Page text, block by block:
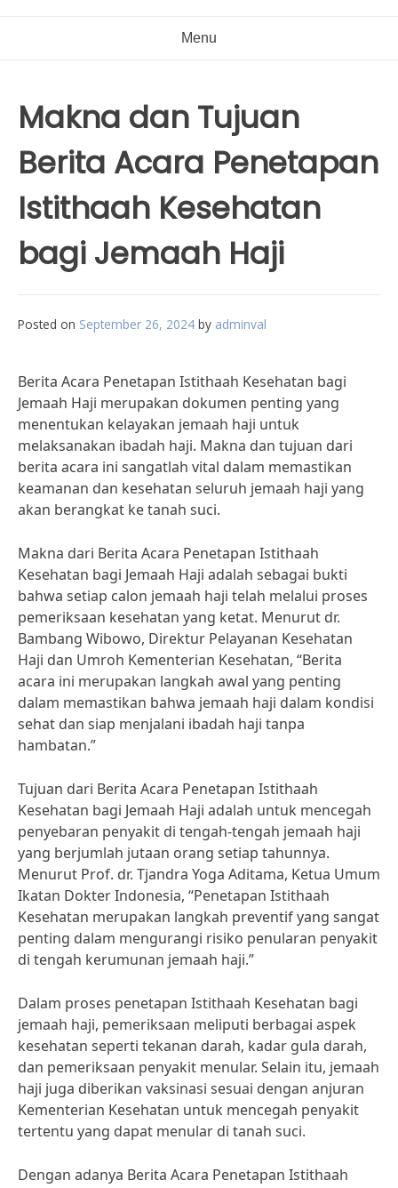
Menu
Makna dan Tujuan
Berita Acara Penetapan
Istithaah Kesehatan
bagi Jemaah Haji
Posted on September 26, 2024 by adminval
Berita Acara Penetapan Istithaah Kesehatan bagi
Jemaah Haji merupakan dokumen penting yang
menentukan kelayakan jemaah haji untuk
melaksanakan ibadah haji. Makna dan tujuan dari
berita acara ini sangatlah vital dalam memastikan
keamanan dan kesehatan seluruh jemaah haji yang
akan berangkat ke tanah suci.
Makna dari Berita Acara Penetapan Istithaah
Kesehatan bagi Jemaah Haji adalah sebagai bukti
bahwa setiap calon jemaah haji telah melalui proses
pemeriksaan kesehatan yang ketat. Menurut dr.
Bambang Wibowo, Direktur Pelayanan Kesehatan
Haji dan Umroh Kementerian Kesehatan, “Berita
acara ini merupakan langkah awal yang penting
dalam memastikan bahwa jemaah haji dalam kondisi
sehat dan siap menjalani ibadah haji tanpa
hambatan.”
Tujuan dari Berita Acara Penetapan Istithaah
Kesehatan bagi Jemaah Haji adalah untuk mencegah
penyebaran penyakit di tengah-tengah jemaah haji
yang berjumlah jutaan orang setiap tahunnya.
Menurut Prof. dr. Tjandra Yoga Aditama, Ketua Umum
Ikatan Dokter Indonesia, “Penetapan Istithaah
Kesehatan merupakan langkah preventif yang sangat
penting dalam mengurangi risiko penularan penyakit
di tengah kerumunan jemaah haji.”
Dalam proses penetapan Istithaah Kesehatan bagi
jemaah haji, pemeriksaan meliputi berbagai aspek
kesehatan seperti tekanan darah, kadar gula darah,
dan pemeriksaan penyakit menular. Selain itu, jemaah
haji juga diberikan vaksinasi sesuai dengan anjuran
Kementerian Kesehatan untuk mencegah penyakit
tertentu yang dapat menular di tanah suci.
Dengan adanya Berita Acara Penetapan Istithaah